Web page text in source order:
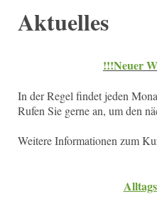
Aktuelles
!!!Neuer
In der Regel findet jeden
Rufen Sie gerne an, um den
Weitere Informationen zum